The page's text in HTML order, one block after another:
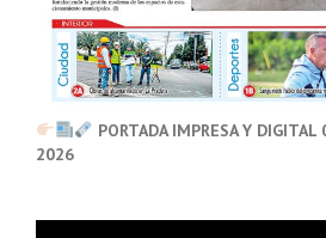
PORTADA IMPRESA Y DIGITAL
2026